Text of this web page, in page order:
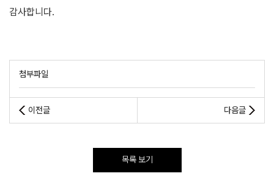
감사합니다.
첨부파일
이전글 다음글
목록 보기